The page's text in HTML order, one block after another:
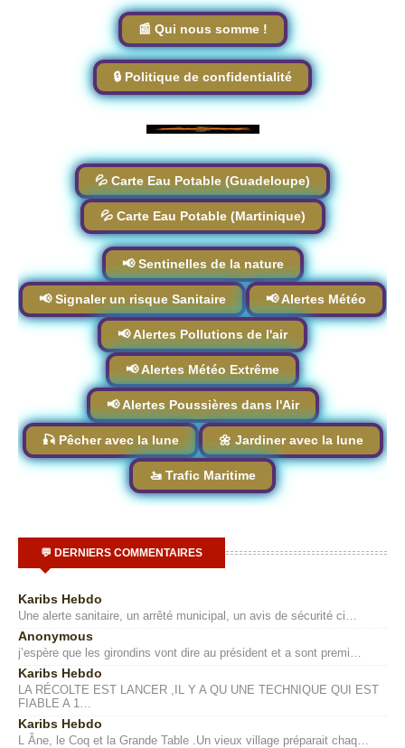
📰 Qui nous somme !
🔒 Politique de confidentialité
💦 Carte Eau Potable (Guadeloupe)
💦 Carte Eau Potable (Martinique)
📢 Sentinelles de la nature
📢 Signaler un risque Sanitaire 📢 Alertes Météo
📢 Alertes Pollutions de l'air
📢 Alertes Météo Extrême
📢 Alertes Poussières dans l'Air
🎣 Pêcher avec la lune 🌼 Jardiner avec la lune
🚤 Trafic Maritime
💬 DERNIERS COMMENTAIRES
Karibs Hebdo
Une alerte sanitaire, un arrêté municipal, un avis de sécurité ci…
Anonymous
j’espère que les girondins vont dire au président et a sont premi…
Karibs Hebdo
LA RÉCOLTE EST LANCER ,IL Y A QU UNE TECHNIQUE QUI EST
FIABLE A 1…
Karibs Hebdo
L Âne, le Coq et la Grande Table .Un vieux village préparait chaq…